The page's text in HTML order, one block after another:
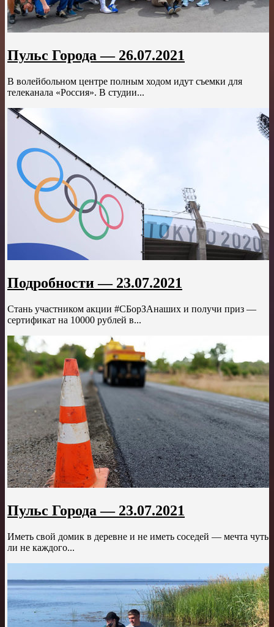
Пульс Города — 26.07.2021
В волейбольном центре полным ходом идут съемки для
телеканала «Россия». В студии...
Подробности — 23.07.2021
Стань участником акции #СБорЗАнаших и получи приз —
сертификат на 10000 рублей в...
Пульс Города — 23.07.2021
Иметь свой домик в деревне и не иметь соседей — мечта чуть
ли не каждого...